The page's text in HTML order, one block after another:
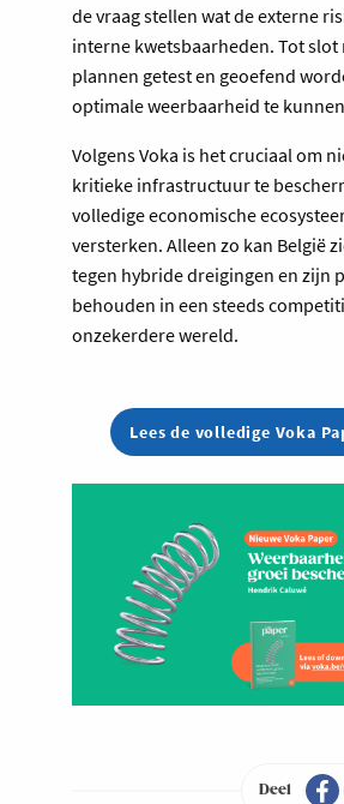
de vraag stellen wat de externe
interne kwetsbaarheden. Tot slot
plannen getest en geoefend
optimale weerbaarheid te
Volgens Voka is het cruciaal om
kritieke infrastructuur te
volledige economische
versterken. Alleen zo kan België
tegen hybride dreigingen en zijn
behouden in een steeds
onzekerdere wereld.
Lees de volledige Voka
Deel